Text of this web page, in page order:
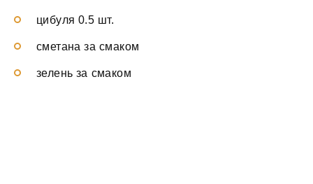
цибуля 0.5 шт.
сметана за смаком
зелень за смаком